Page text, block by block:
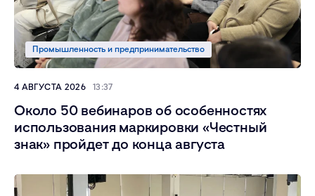
Около 50 вебинаров об особенностях
использования маркировки «Честный
знак» пройдет до конца августа
Промышленность и предпринимательство
4 АВГУСТА 2026 13:37